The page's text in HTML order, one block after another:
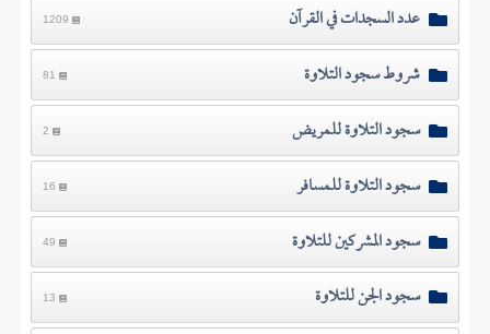
عدد السجدات في القرآن 1209
شروط سجود التلاوة 81
سجود التلاوة للمريض 2
سجود التلاوة للمسافر 16
سجود المشركين للتلاوة 49
سجود الجن للتلاوة 13